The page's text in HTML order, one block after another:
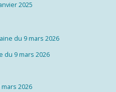
2025
du 9 mars 2026
du 9 mars 2026
2026